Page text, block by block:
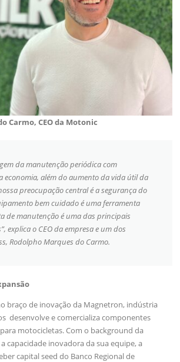
Carmo, CEO da Motonic
da manutenção periódica com
economia, além do aumento da vida útil da
preocupação central é a segurança do
bem cuidado é uma ferramenta
de manutenção é uma das principais
explica o CEO da empresa e um dos
Rodolpho Marques do Carmo.
braço de inovação da Magnetron, indústria
desenvolve e comercializa componentes
motocicletas. Com o background da
capacidade inovadora da sua equipe, a
capital seed do Banco Regional de